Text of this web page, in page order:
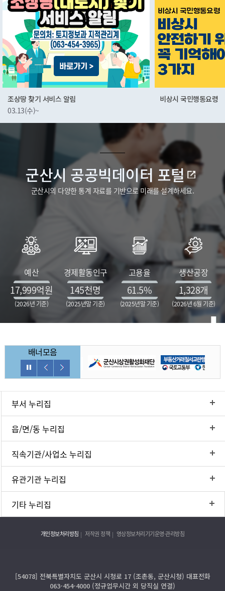
비상시 국민행동요령
군산먹거리
군산시 공공빅데이터 포털
군산시의 다양한 통계 자료를 기반으로 미래를 설계하세요.
예산
17,999억원
(2026년 기준)
경제활동인구
145천명
(2025년말 기준)
고용율
61.5%
(2025년말 기준)
생산공장
1,328개
(2026년 6월 기준)
배너모음
부서 누리집
읍/면/동 누리집
직속기관/사업소 누리집
유관기관 누리집
기타 누리집
개인정보처리방침 저작권 정책 영상정보처리기기운영·관리방침
[54078] 전북특별자치도 군산시 시청로 17 (조촌동, 군산시청) 대표전화
063-454-4000 (정규업무시간 외 당직실 연결)